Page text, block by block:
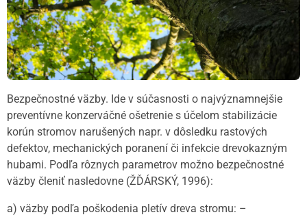
Bezpečnostné väzby. Ide v súčasnosti o najvýznamnejšie
preventívne konzerváčné ošetrenie s účelom stabilizácie
korún stromov narušených napr. v dôsledku rastových
defektov, mechanických poranení či infekcie drevokazným
hubami. Podľa rôznych parametrov možno bezpečnostné
väzby členiť nasledovne (ŽĎÁRSKÝ, 1996):
a) väzby podľa poškodenia pletív dreva stromu: –